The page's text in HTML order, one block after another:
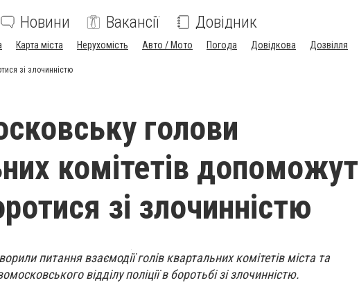
Новини Вакансії Довідник
Карта міста Нерухомість Авто / Мото Погода Довідкова Дозвілля
зі злочинністю
голови
комітетів
зі злочинністю
питання взаємодії голів квартальних комітетів міста та
відділу поліції в боротьбі зі злочинністю.